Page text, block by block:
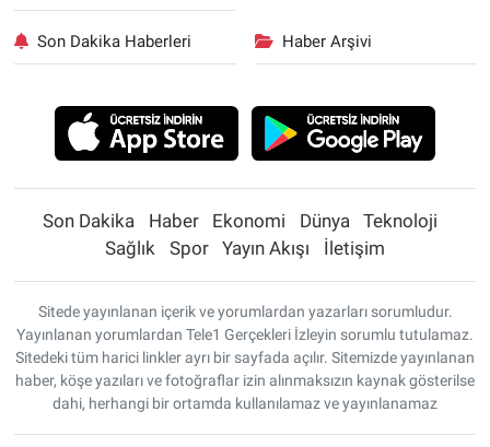
Son Dakika Haberleri Haber Arşivi
Son Dakika Haber Ekonomi Dünya
Teknoloji
Sağlık
Spor Yayın Akışı İletişim
Sitede yayınlanan içerik ve yorumlardan yazarları sorumludur.
Yayınlanan yorumlardan Tele1 Gerçekleri İzleyin sorumlu tutulamaz.
Sitedeki tüm harici linkler ayrı bir sayfada açılır. Sitemizde yayınlanan
haber, köşe yazıları ve fotoğraflar izin alınmaksızın kaynak gösterilse
dahi, herhangi bir ortamda kullanılamaz ve yayınlanamaz